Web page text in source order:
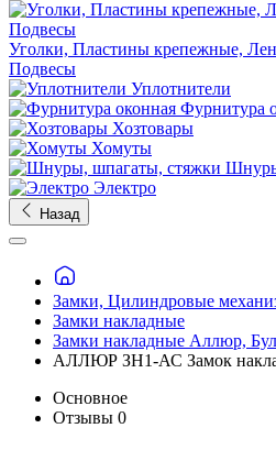
Уголки, Пластины крепежные,
Подвесы
Уплотнители
Фурнитура
Хозтовары
Хомуты
Электро
Назад
Замки, Цилиндровые
Замки накладные
Замки накладные Аллюр,
АЛЛЮР ЗН1-АС Замок
Основное
Отзывы 0